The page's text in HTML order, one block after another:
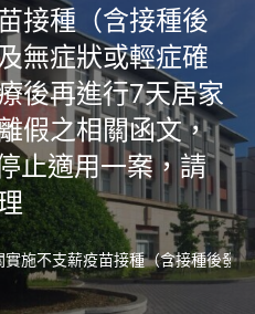
接種（含接種後
無症狀或輕症確
後再進行7天居家
假之相關函文，
止適用一案，請
實施不支薪疫苗接種（含接種後發